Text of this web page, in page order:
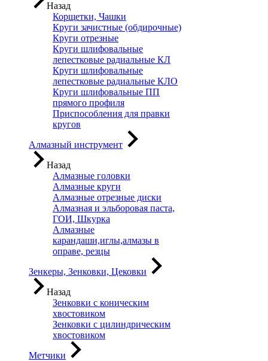
Назад
Корщетки, Чашки
Круги зачистные (обдирочные)
Круги отрезные
Круги шлифовальные
лепестковые радиальные КЛ
Круги шлифовальные
лепестковые радиальные КЛО
Круги шлифовальные ПП
прямого профиля
Приспособления для правки
кругов
Алмазный инструмент
Назад
Алмазные головки
Алмазные круги
Алмазные отрезные диски
Алмазная и эльборовая паста,
ГОИ, Шкурка
Алмазные
карандаши,иглы,алмазы в
оправе, резцы
Зенкеры, Зенковки, Цековки
Назад
Зенковки с коническим
хвостовиком
Зенковки с цилиндрическим
хвостовиком
Метчики